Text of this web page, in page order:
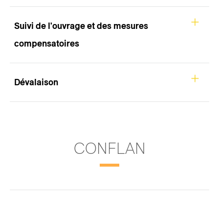
Suivi de l'ouvrage et des mesures
compensatoires
Dévalaison
CONFLAN